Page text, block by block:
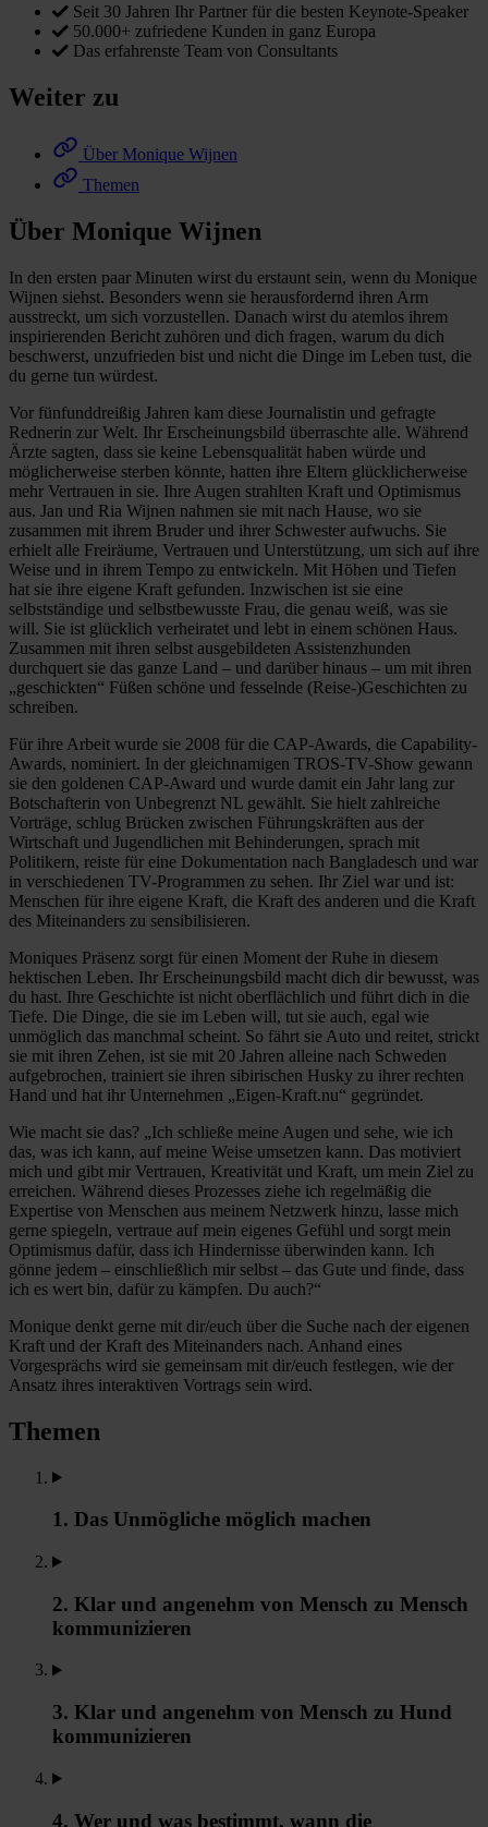
Seit 30 Jahren Ihr Partner für die besten Keynote-Speaker
50.000+ zufriedene Kunden in ganz Europa
Das erfahrenste Team von Consultants
Weiter zu
Über Monique Wijnen
Themen
Über Monique Wijnen
In den ersten paar Minuten wirst du erstaunt sein, wenn du Monique
Wijnen siehst. Besonders wenn sie herausfordernd ihren Arm
ausstreckt, um sich vorzustellen. Danach wirst du atemlos ihrem
inspirierenden Bericht zuhören und dich fragen, warum du dich
beschwerst, unzufrieden bist und nicht die Dinge im Leben tust, die
du gerne tun würdest.
Vor fünfunddreißig Jahren kam diese Journalistin und gefragte
Rednerin zur Welt. Ihr Erscheinungsbild überraschte alle. Während
Ärzte sagten, dass sie keine Lebensqualität haben würde und
möglicherweise sterben könnte, hatten ihre Eltern glücklicherweise
mehr Vertrauen in sie. Ihre Augen strahlten Kraft und Optimismus
aus. Jan und Ria Wijnen nahmen sie mit nach Hause, wo sie
zusammen mit ihrem Bruder und ihrer Schwester aufwuchs. Sie
erhielt alle Freiräume, Vertrauen und Unterstützung, um sich auf ihre
Weise und in ihrem Tempo zu entwickeln. Mit Höhen und Tiefen
hat sie ihre eigene Kraft gefunden. Inzwischen ist sie eine
selbstständige und selbstbewusste Frau, die genau weiß, was sie
will. Sie ist glücklich verheiratet und lebt in einem schönen Haus.
Zusammen mit ihren selbst ausgebildeten Assistenzhunden
durchquert sie das ganze Land – und darüber hinaus – um mit ihren
„geschickten“ Füßen schöne und fesselnde (Reise-)Geschichten zu
schreiben.
Für ihre Arbeit wurde sie 2008 für die CAP-Awards, die Capability-
Awards, nominiert. In der gleichnamigen TROS-TV-Show gewann
sie den goldenen CAP-Award und wurde damit ein Jahr lang zur
Botschafterin von Unbegrenzt NL gewählt. Sie hielt zahlreiche
Vorträge, schlug Brücken zwischen Führungskräften aus der
Wirtschaft und Jugendlichen mit Behinderungen, sprach mit
Politikern, reiste für eine Dokumentation nach Bangladesch und war
in verschiedenen TV-Programmen zu sehen. Ihr Ziel war und ist:
Menschen für ihre eigene Kraft, die Kraft des anderen und die Kraft
des Miteinanders zu sensibilisieren.
Moniques Präsenz sorgt für einen Moment der Ruhe in diesem
hektischen Leben. Ihr Erscheinungsbild macht dich dir bewusst, was
du hast. Ihre Geschichte ist nicht oberflächlich und führt dich in die
Tiefe. Die Dinge, die sie im Leben will, tut sie auch, egal wie
unmöglich das manchmal scheint. So fährt sie Auto und reitet, strickt
sie mit ihren Zehen, ist sie mit 20 Jahren alleine nach Schweden
aufgebrochen, trainiert sie ihren sibirischen Husky zu ihrer rechten
Hand und hat ihr Unternehmen „Eigen-Kraft.nu“ gegründet.
Wie macht sie das? „Ich schließe meine Augen und sehe, wie ich
das, was ich kann, auf meine Weise umsetzen kann. Das motiviert
mich und gibt mir Vertrauen, Kreativität und Kraft, um mein Ziel zu
erreichen. Während dieses Prozesses ziehe ich regelmäßig die
Expertise von Menschen aus meinem Netzwerk hinzu, lasse mich
gerne spiegeln, vertraue auf mein eigenes Gefühl und sorgt mein
Optimismus dafür, dass ich Hindernisse überwinden kann. Ich
gönne jedem – einschließlich mir selbst – das Gute und finde, dass
ich es wert bin, dafür zu kämpfen. Du auch?“
Monique denkt gerne mit dir/euch über die Suche nach der eigenen
Kraft und der Kraft des Miteinanders nach. Anhand eines
Vorgesprächs wird sie gemeinsam mit dir/euch festlegen, wie der
Ansatz ihres interaktiven Vortrags sein wird.
Themen
1. Das Unmögliche möglich machen
2. Klar und angenehm von Mensch zu Mensch
kommunizieren
3. Klar und angenehm von Mensch zu Hund
kommunizieren
4. Wer und was bestimmt, wann die